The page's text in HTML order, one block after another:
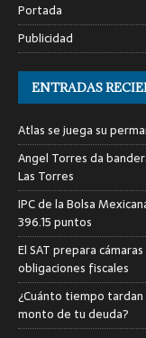
Portada
Publicidad
ENTRADAS
Atlas se juega su
Angel Torres da
Las Torres
IPC de la Bolsa
396.15 puntos
El SAT prepara
obligaciones fiscales
¿Cuánto tiempo
monto de tu deuda?